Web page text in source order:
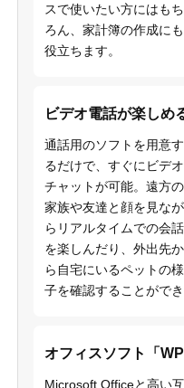
スで使いたい方にはもち
ろん、家計簿の作成にも
役立ちます。
ビデオ電話が楽しめ
通話用のソフトを用意す
るだけで、すぐにビデオ
チャットが可能。遠方の
家族や友達と顔を見なが
らリアルタイムでの会話
を楽しんだり、外出先か
ら自宅にいるペットの様
子を確認することができ
オフィスソフト「
Microsoft Officeと高い互